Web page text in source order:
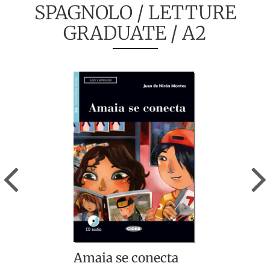
SPAGNOLO / LETTURE
GRADUATE / A2
Amaia se conecta
Previous